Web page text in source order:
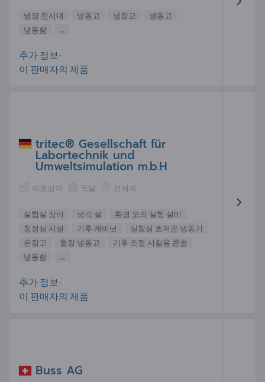
냉장 전시대 냉동고 냉장고
냉동고
냉동함
...
추가 정보-
이 판매자의 제품
tritec® Gesellschaft für
Labortechnik und
Umweltsimulation m.b.H
제조업자 독일 전세계
실험실 장비 냉각 셀
환경 모의 실험 설비
청정실 시설
기후 캐비닛
실험실 초저온 냉동기
온장고
혈장 냉동고
기후 조절 시험용 콘솔
냉동함
...
추가 정보-
이 판매자의 제품
Buss AG